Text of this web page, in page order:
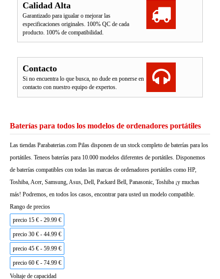
Calidad Alta
Garantizado para igualar o mejorar las
especificaciones originales. 100% QC de cada
producto. 100% de compatibilidad.
Contacto
Si no encuentra lo que busca, no dude en ponerse en
contacto con nuestro equipo de expertos.
Baterías para todos los modelos de ordenadores portátiles
Las tiendas Parabaterias.com Pilas disponen de un stock completo de baterías para los
portátiles. Teneos baterías para 10.000 modelos diferentes de portátiles. Disponemos
de baterías compatibles con todas las marcas de ordenadores portátiles como HP,
Toshiba, Acer, Samsung, Asus, Dell, Packard Bell, Panasonic, Toshiba ¡y muchas
más! Podremos, en todos los casos, encontrar para usted un modelo compatible.
Rango de precios
precio 15 € - 29.99 €
precio 30 € - 44.99 €
precio 45 € - 59.99 €
precio 60 € - 74.99 €
Voltaje de capacidad